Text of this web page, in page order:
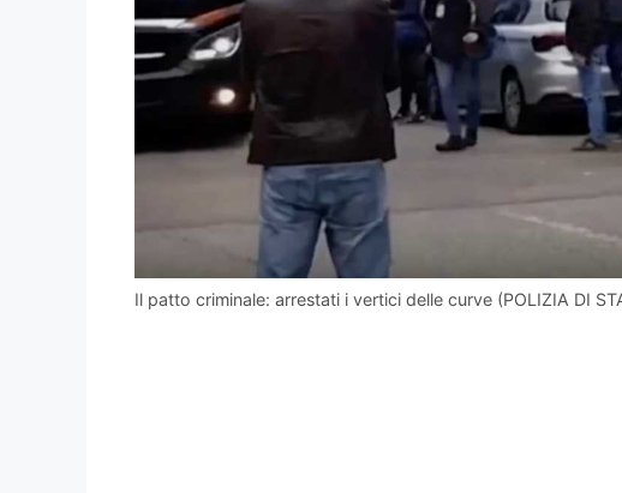
Il patto criminale: arrestati i vertici delle curve (POLIZIA DI